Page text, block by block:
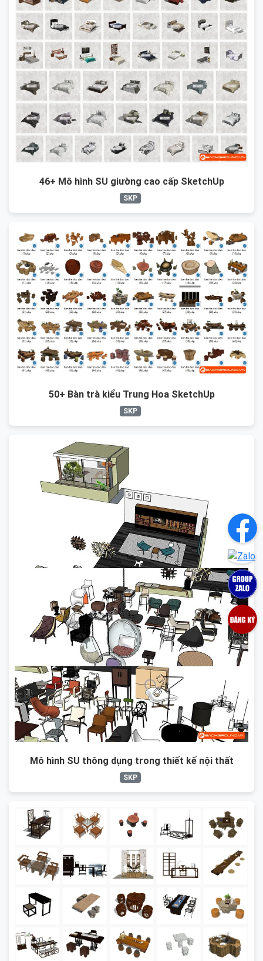
46+ Mô hình SU giường cao cấp SketchUp
SKP
50+ Bàn trà kiểu Trung Hoa SketchUp
SKP
Mô hình SU thông dụng trong thiết kế nội thất
SKP